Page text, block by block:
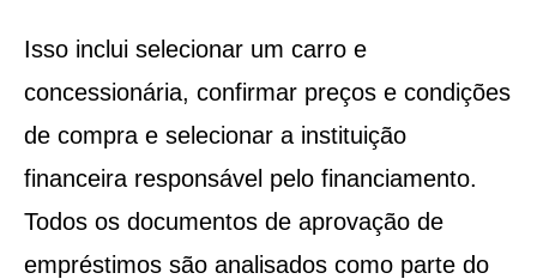
Isso inclui selecionar um carro e
concessionária, confirmar preços e condições
de compra e selecionar a instituição
financeira responsável pelo financiamento.
Todos os documentos de aprovação de
empréstimos são analisados como parte do